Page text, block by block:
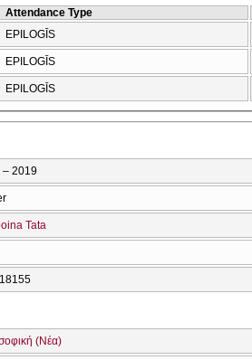
Attendance Type
EPILOGĪS
EPILOGĪS
EPILOGĪS
– 2019
Tata
(Νέα)